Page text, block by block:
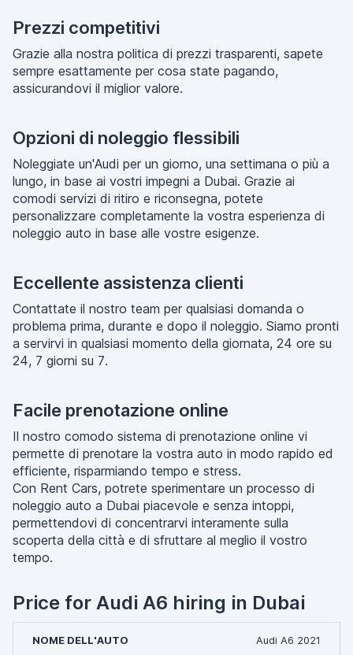
Prezzi competitivi
Grazie alla nostra politica di prezzi trasparenti, sapete
sempre esattamente per cosa state pagando,
assicurandovi il miglior valore.
Opzioni di noleggio flessibili
Noleggiate un'Audi per un giorno, una settimana o più a
lungo, in base ai vostri impegni a Dubai. Grazie ai
comodi servizi di ritiro e riconsegna, potete
personalizzare completamente la vostra esperienza di
noleggio auto in base alle vostre esigenze.
Eccellente assistenza clienti
Contattate il nostro team per qualsiasi domanda o
problema prima, durante e dopo il noleggio. Siamo pronti
a servirvi in qualsiasi momento della giornata, 24 ore su
24, 7 giorni su 7.
Facile prenotazione online
Il nostro comodo sistema di prenotazione online vi
permette di prenotare la vostra auto in modo rapido ed
efficiente, risparmiando tempo e stress.
Con Rent Cars, potrete sperimentare un processo di
noleggio auto a Dubai piacevole e senza intoppi,
permettendovi di concentrarvi interamente sulla
scoperta della città e di sfruttare al meglio il vostro
tempo.
Price for Audi A6 hiring in Dubai
Audi A6 2021